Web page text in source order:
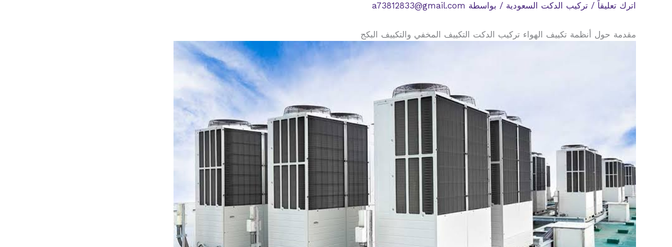
اترك تعليقاً / تركيب الدكت السعودية / بواسطة a73812833@gmail.com
مقدمة حول أنظمة تكييف الهواء تركيب الدكت التكييف المخفي والتكييف البكج